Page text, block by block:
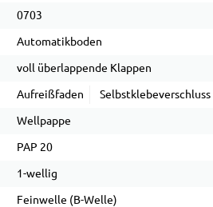
0703
Automatikboden
voll überlappende Klappen
Aufreißfaden Selbstklebeverschluss
Wellpappe
PAP 20
1-wellig
Feinwelle (B-Welle)